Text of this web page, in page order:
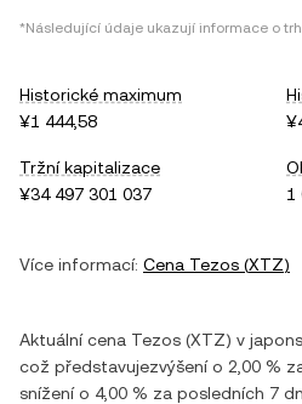
*Následující údaje ukazují informace o
Historické maximum
¥1 444,58
Tržní kapitalizace
¥34 497 301 037
1
Více informací: Cena Tezos (XTZ)
Aktuální cena Tezos (XTZ) v
což představujezvýšenío 2,00 %
sníženío 4,00 % za posledních 7